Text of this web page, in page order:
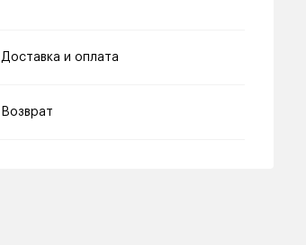
Доставка и оплата
Возврат